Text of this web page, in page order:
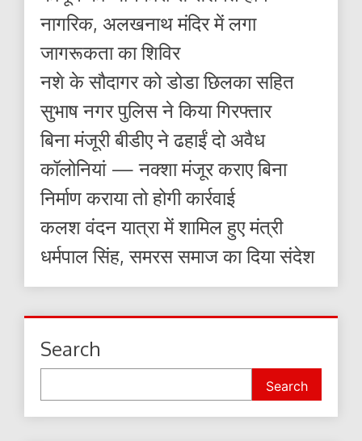
नागरिक, अलखनाथ मंदिर में लगा
जागरूकता का शिविर
नशे के सौदागर को डोडा छिलका सहित
सुभाष नगर पुलिस ने किया गिरफ्तार
बिना मंजूरी बीडीए ने ढहाईं दो अवैध
कॉलोनियां — नक्शा मंजूर कराए बिना
निर्माण कराया तो होगी कार्रवाई
कलश वंदन यात्रा में शामिल हुए मंत्री
धर्मपाल सिंह, समरस समाज का दिया संदेश
Search
Search